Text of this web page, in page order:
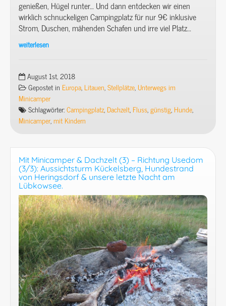
genießen, Hügel runter… Und dann entdecken wir einen
wirklich schnuckeligen Campingplatz für nur 9€ inklusive
Strom, Duschen, mähenden Schafen und irre viel Platz…
weiterlesen
&
Dachzelt
(6)
–
Baltikumtour
Litauen:
Immer
an
der
Memel
entlang.
Nach
Vilkija,
Seredzius
(mit
familiärem
Campingplatz)
&
Veliuona.
August 1st, 2018
Gepostet in Europa, Litauen,Stellplätze, Unterwegs im
Minicamper
Schlagwörter:Campingplatz, Dachzelt, Fluss,günstig, Hunde,
Minicamper,mit Kindern
Mit Minicamper & Dachzelt (3) – Richtung Usedom
(3/3): Aussichtsturm Kückelsberg, Hundestrand
von Heringsdorf & unsere letzte Nacht am
Lübkowsee.